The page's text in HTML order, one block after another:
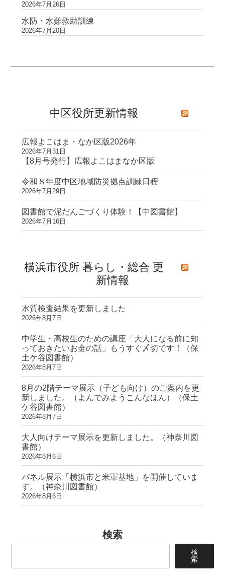
2026年7月26日
水防・水難救助訓練
2026年7月20日
中区役所更新情報
広報よこはま・なか区版2026年
2026年7月31日
【8月号発行】広報よこはまなか区版
令和８年度中区地域防災拠点訓練日程
2026年7月29日
図書館で泥だんごづくり体験！【中図書館】
2026年7月16日
横浜市役所 暮らし・総合 更
新情報
水質検査結果を更新しました
2026年8月7日
中学生・高校生のための講座「大人になる前に知
っておきたいお金の話」もうすぐ〆切です！（保
土ケ谷図書館）
2026年8月7日
8月の2階テーマ展示（子ども向け）のご案内を更
新しました。（よんでみようこんなほん）（保土
ケ谷図書館）
2026年8月7日
大人向けテーマ展示を更新しました。（神奈川図
書館）
2026年8月6日
パネル展示「横浜市と米軍基地」を開催していま
す。（神奈川図書館）
2026年8月6日
検索
検
索